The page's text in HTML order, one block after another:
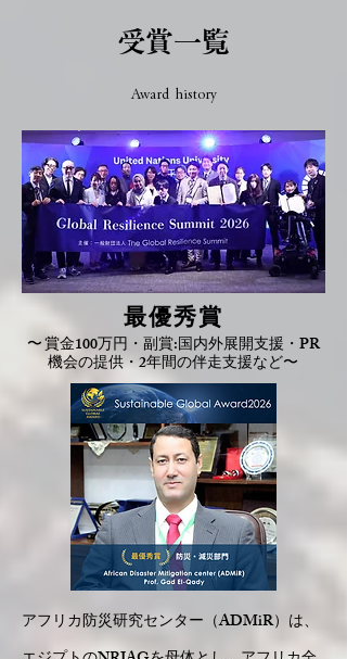
受賞一覧
Award history
最優秀賞
〜賞金100万円・副賞:国内外展開支援・PR
機会の提供・2年間の伴走支援など〜
アフリカ防災研究センター（ADMiR）は、